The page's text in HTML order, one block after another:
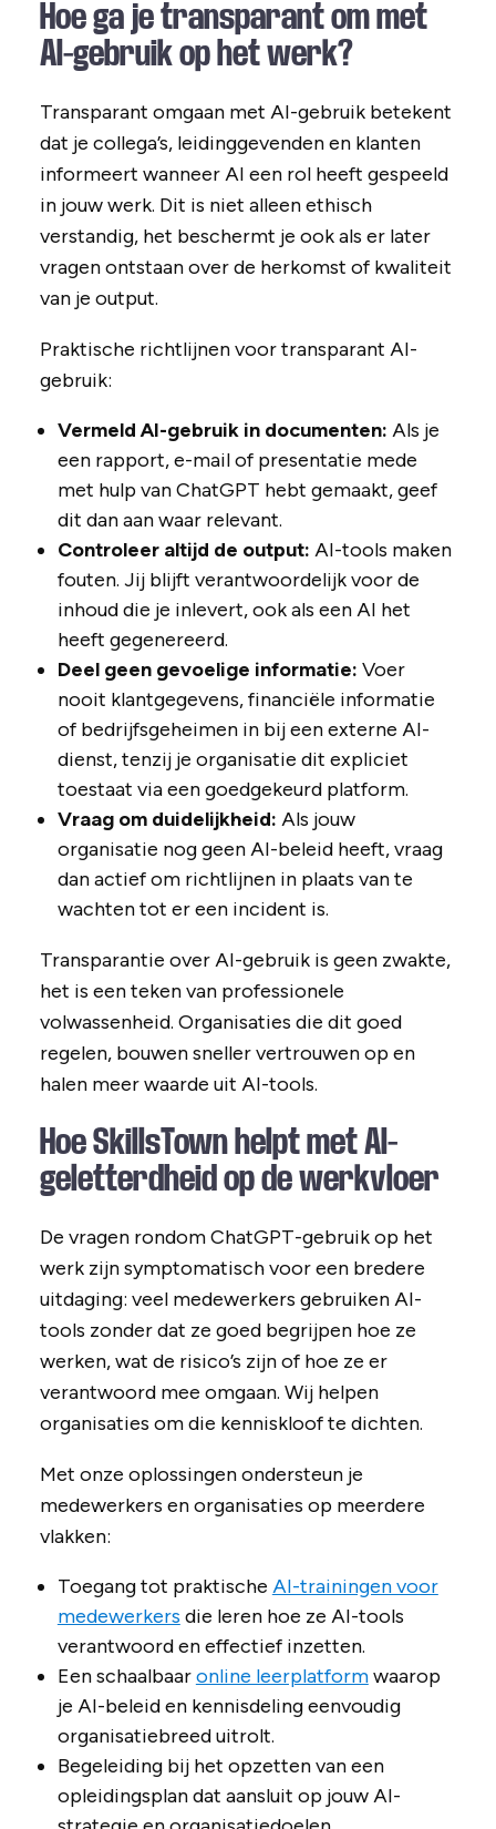
Hoe ga je transparant om met
AI-gebruik op het werk?
Transparant omgaan met AI-gebruik betekent
dat je collega’s, leidinggevenden en klanten
informeert wanneer AI een rol heeft gespeeld
in jouw werk. Dit is niet alleen ethisch
verstandig, het beschermt je ook als er later
vragen ontstaan over de herkomst of kwaliteit
van je output.
Praktische richtlijnen voor transparant AI-
gebruik:
Vermeld AI-gebruik in documenten: Als je
een rapport, e-mail of presentatie mede
met hulp van ChatGPT hebt gemaakt, geef
dit dan aan waar relevant.
Controleer altijd de output: AI-tools maken
fouten. Jij blijft verantwoordelijk voor de
inhoud die je inlevert, ook als een AI het
heeft gegenereerd.
Deel geen gevoelige informatie: Voer
nooit klantgegevens, financiële informatie
of bedrijfsgeheimen in bij een externe AI-
dienst, tenzij je organisatie dit expliciet
toestaat via een goedgekeurd platform.
Vraag om duidelijkheid: Als jouw
organisatie nog geen AI-beleid heeft, vraag
dan actief om richtlijnen in plaats van te
wachten tot er een incident is.
Transparantie over AI-gebruik is geen zwakte,
het is een teken van professionele
volwassenheid. Organisaties die dit goed
regelen, bouwen sneller vertrouwen op en
halen meer waarde uit AI-tools.
Hoe SkillsTown helpt met AI-
geletterdheid op de werkvloer
De vragen rondom ChatGPT-gebruik op het
werk zijn symptomatisch voor een bredere
uitdaging: veel medewerkers gebruiken AI-
tools zonder dat ze goed begrijpen hoe ze
werken, wat de risico’s zijn of hoe ze er
verantwoord mee omgaan. Wij helpen
organisaties om die kenniskloof te dichten.
Met onze oplossingen ondersteun je
medewerkers en organisaties op meerdere
vlakken:
Toegang tot praktische AI-trainingen voor
medewerkers die leren hoe ze AI-tools
verantwoord en effectief inzetten.
Een schaalbaaronline leerplatformwaarop
je AI-beleid en kennisdeling eenvoudig
organisatiebreed uitrolt.
Begeleiding bij het opzetten van een
opleidingsplan dat aansluit op jouw AI-